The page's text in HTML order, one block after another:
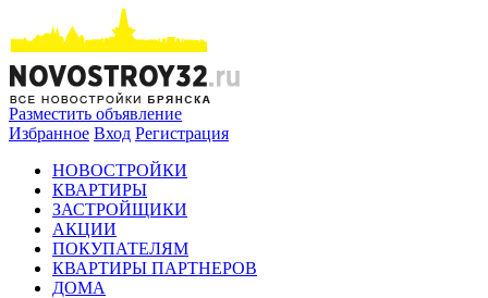
Разместить объявление
Избранное Вход Регистрация
НОВОСТРОЙКИ
КВАРТИРЫ
ЗАСТРОЙЩИКИ
АКЦИИ
ПОКУПАТЕЛЯМ
КВАРТИРЫ ПАРТНЕРОВ
ДОМА